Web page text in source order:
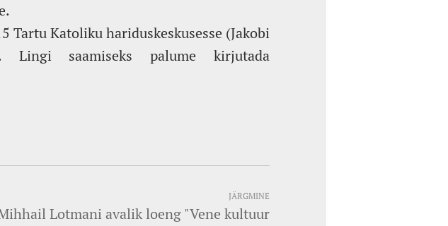
Katoliku hariduskeskusesse (Jakobi
saamiseks palume kirjutada
JÄRGMINE
Lotmani avalik loeng "Vene kultuur